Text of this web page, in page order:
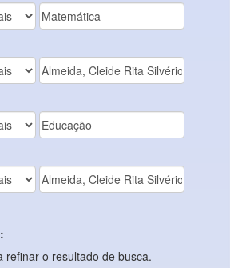
refinar o resultado de busca.